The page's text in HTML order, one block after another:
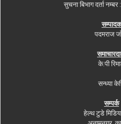
सुचना बिभाग दर्ता
सम्पादक
पदमराज
के.पी
सन्ध्या
सम्पर्क
हेल्थ टुडे